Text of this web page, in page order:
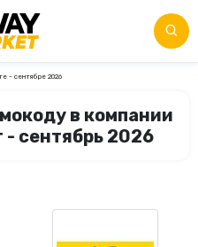
- сентябре 2026
в компании
- сентябрь 2026